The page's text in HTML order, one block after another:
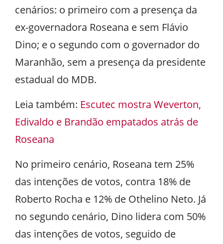
cenários: o primeiro com a presença da
ex-governadora Roseana e sem Flávio
Dino; e o segundo com o governador do
Maranhão, sem a presença da presidente
estadual do MDB.
Leia também: Escutec mostra Weverton,
Edivaldo e Brandão empatados atrás de
Roseana
No primeiro cenário, Roseana tem 25%
das intenções de votos, contra 18% de
Roberto Rocha e 12% de Othelino Neto. Já
no segundo cenário, Dino lidera com 50%
das intenções de votos, seguido de